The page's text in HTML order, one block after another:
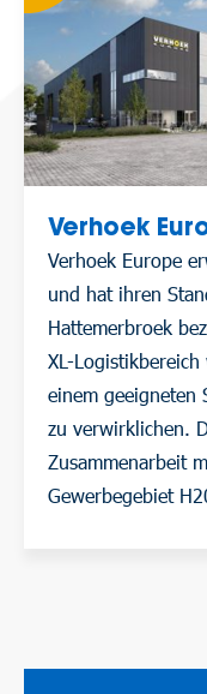
Verhoek
Verhoek Europe
und hat ihren
Hattemerbroek
XL-
einem geeigneten
zu verwirklichen.
Zusammenarbeit
Gewerbegebiet